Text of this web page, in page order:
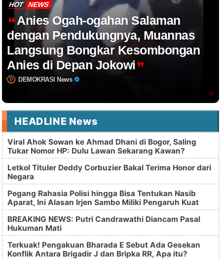
HOT NEWS
Anies Ogah-ogahan Salaman
dengan Pendukungnya, Muannas
Langsung Bongkar Kesombongan
Anies di Depan Jokowi
DEMOKRASI News
HEADLINE News
Viral Ahok Sowan ke Ahmad Dhani di Bogor, Saling
Tukar Nomor HP: Dulu Lawan Sekarang Kawan?
Letkol Tituler Deddy Corbuzier Bakal Terima Honor dari
Negara
Pegang Rahasia Polisi hingga Bisa Tentukan Nasib
Aparat, Ini Alasan Irjen Sambo Miliki Pengaruh Kuat
BREAKING NEWS: Putri Candrawathi Diancam Pasal
Hukuman Mati
Terkuak! Pengakuan Bharada E Sebut Ada Gesekan
Konflik Antara Brigadir J dan Bripka RR, Apa itu?